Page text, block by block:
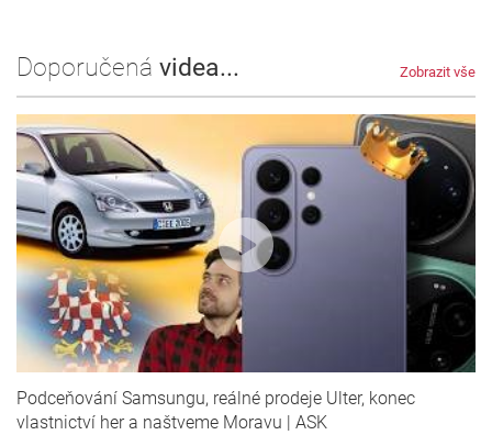
Doporučená videa... Zobrazit vše
Podceňování Samsungu, reálné prodeje Ulter, konec
vlastnictví her a naštveme Moravu | ASK